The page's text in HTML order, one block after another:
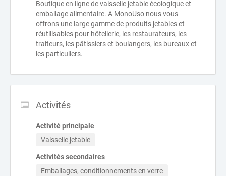
Boutique en ligne de vaisselle jetable écologique et
emballage alimentaire. A MonoUso nous vous
offrons une large gamme de produits jetables et
réutilisables pour hôtellerie, les restaurateurs, les
traiteurs, les pâtissiers et boulangers, les bureaux et
les particuliers.
Activités
Activité principale
Vaisselle jetable
Activités secondaires
Emballages, conditionnements en verre